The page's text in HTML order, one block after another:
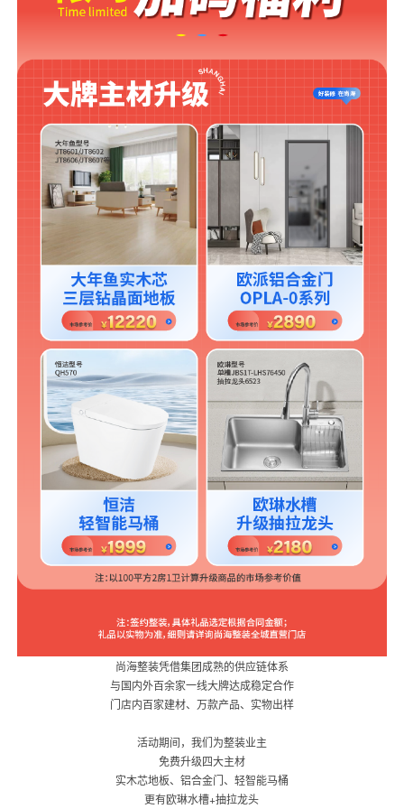
尚海整装凭借集团成熟的供应链体系
与国内外百余家一线大牌达成稳定合作
门店内百家建材、万款产品、实物出样
活动期间，我们为整装业主
免费升级四大主材
实木芯地板、铝合金门、 轻智能马桶
更有欧琳水槽+抽拉龙头